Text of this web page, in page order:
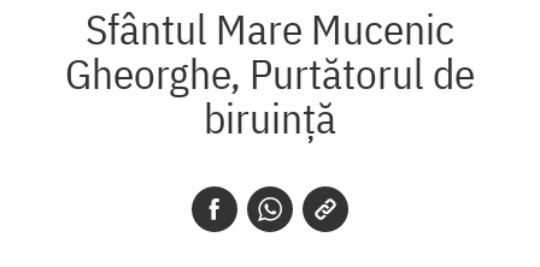
Sfântul Mare Mucenic
Gheorghe, Purtătorul de
biruință